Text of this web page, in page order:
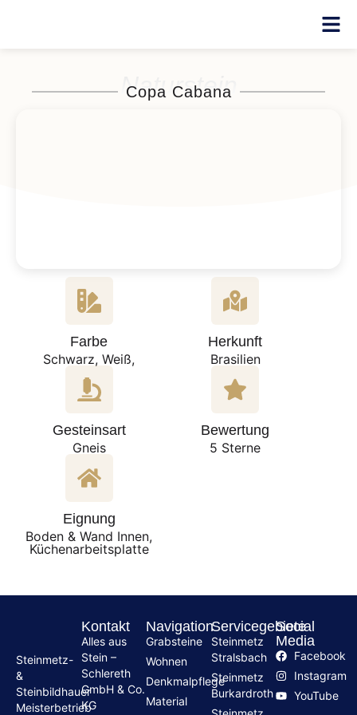
Naturstein
Copa Cabana
Farbe
Schwarz, Weiß,
Herkunft
Brasilien
Gesteinsart
Gneis
Bewertung
5 Sterne
Eignung
Boden & Wand Innen,
Küchenarbeitsplatte
Steinmetz-
&
Steinbildhauer
Meisterbetrieb
Kontakt
Alles aus
Stein –
Schlereth
GmbH & Co.
KG
Navigation
Grabsteine
Wohnen
Denkmalpflege
Material
Servicegebiete
Steinmetz
Stralsbach
Steinmetz
Burkardroth
Social
Media
Facebook
Instagram
YouTube